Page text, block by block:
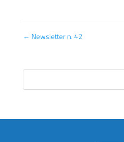
← Newsletter n. 42